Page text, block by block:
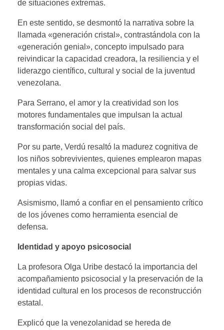
de situaciones extremas.
En este sentido, se desmontó la narrativa sobre la
llamada «generación cristal», contrastándola con la
«generación genial», concepto impulsado para
reivindicar la capacidad creadora, la resiliencia y el
liderazgo científico, cultural y social de la juventud
venezolana.
Para Serrano, el amor y la creatividad son los
motores fundamentales que impulsan la actual
transformación social del país.
Por su parte, Verdú resaltó la madurez cognitiva de
los niños sobrevivientes, quienes emplearon mapas
mentales y una calma excepcional para salvar sus
propias vidas.
Asismismo, llamó a confiar en el pensamiento crítico
de los jóvenes como herramienta esencial de
defensa.
Identidad y apoyo psicosocial
La profesora Olga Uribe destacó la importancia del
acompañamiento psicosocial y la preservación de la
identidad cultural en los procesos de reconstrucción
estatal.
Explicó que la venezolanidad se hereda de